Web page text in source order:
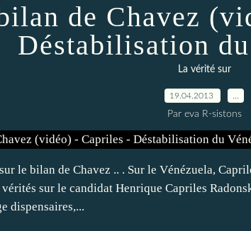
de Chavez
Déstabilisation
La vérité sur
19.04.2013
Par eva R-sistons
le bilan de Chavez .. . Sur le Vénézuela,
sur le candidat Henrique Capriles
dispensaires,...